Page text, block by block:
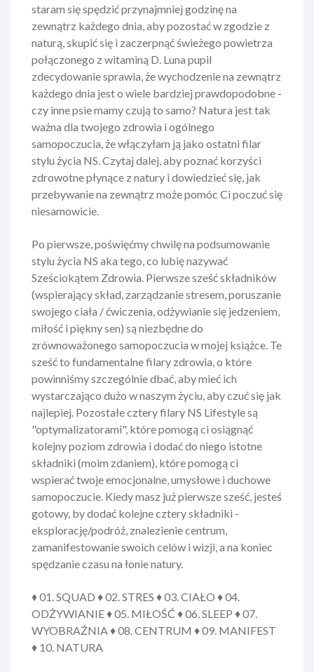
staram się spędzić przynajmniej godzinę na
zewnątrz każdego dnia, aby pozostać w zgodzie z
naturą, skupić się i zaczerpnąć świeżego powietrza
połączonego z witaminą D. Luna pupil
zdecydowanie sprawia, że wychodzenie na zewnątrz
każdego dnia jest o wiele bardziej prawdopodobne -
czy inne psie mamy czują to samo? Natura jest tak
ważna dla twojego zdrowia i ogólnego
samopoczucia, że włączyłam ją jako ostatni filar
stylu życia NS. Czytaj dalej, aby poznać korzyści
zdrowotne płynące z natury i dowiedzieć się, jak
przebywanie na zewnątrz może pomóc Ci poczuć się
niesamowicie.
Po pierwsze, poświęćmy chwilę na podsumowanie
stylu życia NS aka tego, co lubię nazywać
Sześciokątem Zdrowia. Pierwsze sześć składników
(wspierający skład, zarządzanie stresem, poruszanie
swojego ciała / ćwiczenia, odżywianie się jedzeniem,
miłość i piękny sen) są niezbędne do
zrównoważonego samopoczucia w mojej książce. Te
sześć to fundamentalne filary zdrowia, o które
powinniśmy szczególnie dbać, aby mieć ich
wystarczająco dużo w naszym życiu, aby czuć się jak
najlepiej. Pozostałe cztery filary NS Lifestyle są
"optymalizatorami", które pomogą ci osiągnąć
kolejny poziom zdrowia i dodać do niego istotne
składniki (moim zdaniem), które pomogą ci
wspierać twoje emocjonalne, umysłowe i duchowe
samopoczucie. Kiedy masz już pierwsze sześć, jesteś
gotowy, by dodać kolejne cztery składniki -
eksplorację/podróż, znalezienie centrum,
zamanifestowanie swoich celów i wizji, a na koniec
spędzanie czasu na łonie natury.
♦ 01. SQUAD ♦ 02. STRES ♦ 03. CIAŁO ♦ 04.
ODŻYWIANIE ♦ 05. MIŁOŚĆ ♦ 06. SLEEP ♦ 07.
WYOBRAŹNIA ♦ 08. CENTRUM ♦ 09. MANIFEST
♦ 10. NATURA